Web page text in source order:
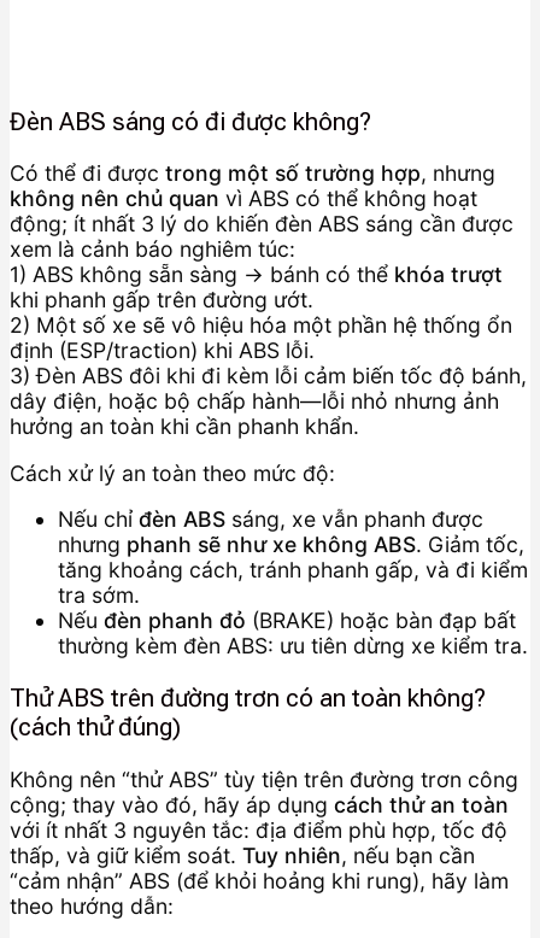
Đèn ABS sáng có đi được không?
Có thể đi được trong một số trường hợp, nhưng
không nên chủ quan vì ABS có thể không hoạt
động; ít nhất 3 lý do khiến đèn ABS sáng cần được
xem là cảnh báo nghiêm túc:
1) ABS không sẵn sàng → bánh có thể khóa trượt
khi phanh gấp trên đường ướt.
2) Một số xe sẽ vô hiệu hóa một phần hệ thống ổn
định (ESP/traction) khi ABS lỗi.
3) Đèn ABS đôi khi đi kèm lỗi cảm biến tốc độ bánh,
dây điện, hoặc bộ chấp hành—lỗi nhỏ nhưng ảnh
hưởng an toàn khi cần phanh khẩn.
Cách xử lý an toàn theo mức độ:
Nếu chỉ đèn ABS sáng, xe vẫn phanh được
nhưng phanh sẽ như xe không ABS. Giảm tốc,
tăng khoảng cách, tránh phanh gấp, và đi kiểm
tra sớm.
Nếu đèn phanh đỏ (BRAKE) hoặc bàn đạp bất
thường kèm đèn ABS: ưu tiên dừng xe kiểm tra.
Thử ABS trên đường trơn có an toàn không?
(cách thử đúng)
Không nên “thử ABS” tùy tiện trên đường trơn công
cộng; thay vào đó, hãy áp dụng cách thử an toàn
với ít nhất 3 nguyên tắc: địa điểm phù hợp, tốc độ
thấp, và giữ kiểm soát. Tuy nhiên, nếu bạn cần
“cảm nhận” ABS (để khỏi hoảng khi rung), hãy làm
theo hướng dẫn: